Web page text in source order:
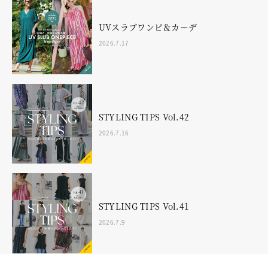
UVスラブワンピ＆カーデ
2026.7.17
STYLING TIPS Vol.42
2026.7.16
STYLING TIPS Vol.41
2026.7.9